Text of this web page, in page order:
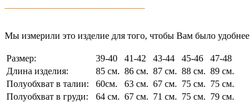
Мы измерили это изделие для того, чтобы Вам было удобнее
Размер: 39-40 41-42 43-44 45-46
47-48
Длина изделия:
85 см. 86 см. 87 см. 88 см. 89 см.
Полуобхват в талии:
60см. 63 см. 67 см. 75 см. 75 см.
Полуобхват в груди:
64 см. 67 см. 71 см. 75 см. 79 см.